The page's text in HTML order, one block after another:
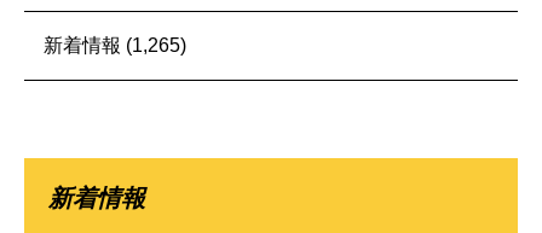
新着情報 (1,265)
新着情報